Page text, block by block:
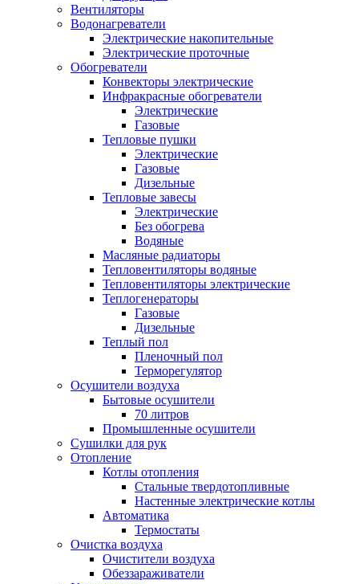
Вентиляторы
Водонагреватели
Электрические накопительные
Электрические проточные
Обогреватели
Конвекторы электрические
Инфракрасные обогреватели
Электрические
Газовые
Тепловые пушки
Электрические
Газовые
Дизельные
Тепловые завесы
Электрические
Без обогрева
Водяные
Масляные радиаторы
Тепловентиляторы водяные
Тепловентиляторы электрические
Теплогенераторы
Газовые
Дизельные
Теплый пол
Пленочный пол
Терморегулятор
Осушители воздуха
Бытовые осушители
70 литров
Промышленные осушители
Сушилки для рук
Отопление
Котлы отопления
Стальные твердотопливные
Настенные электрические котлы
Автоматика
Термостаты
Очистка воздуха
Очистители воздуха
Обеззараживатели